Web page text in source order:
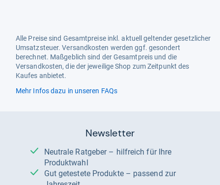
Alle Preise sind Gesamtpreise inkl. aktuell geltender gesetzlicher
Umsatzsteuer. Versandkosten werden ggf. gesondert
berechnet. Maßgeblich sind der Gesamtpreis und die
Versandkosten, die der jeweilige Shop zum Zeitpunkt des
Kaufes anbietet.
Mehr Infos dazu in unseren FAQs
Newsletter
Neutrale Ratgeber – hilfreich für Ihre
Produktwahl
Gut getestete Produkte – passend zur